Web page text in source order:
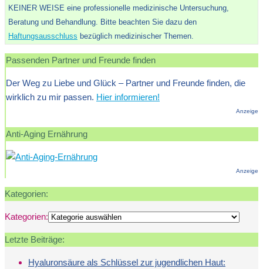
KEINER WEISE eine professionelle medizinische Untersuchung,
Beratung und Behandlung. Bitte beachten Sie dazu den
Haftungsausschluss bezüglich medizinischer Themen.
Passenden Partner und Freunde finden
Der Weg zu Liebe und Glück – Partner und Freunde finden, die
wirklich zu mir passen. Hier informieren!
Anzeige
Anti-Aging Ernährung
Anzeige
Kategorien:
Kategorien:
Letzte Beiträge:
Hyaluronsäure als Schlüssel zur jugendlichen Haut: